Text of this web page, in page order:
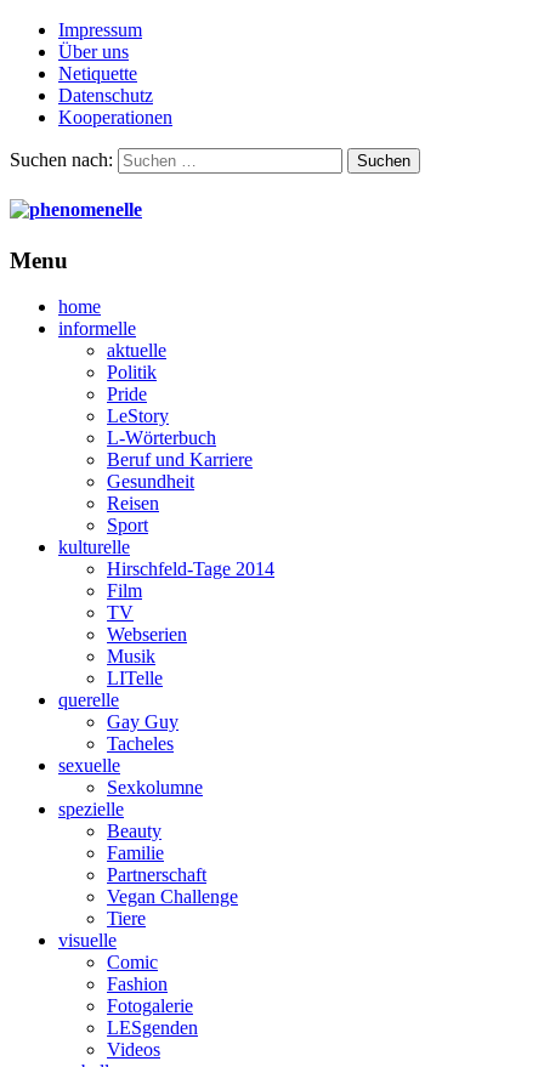
Impressum
Über uns
Netiquette
Datenschutz
Kooperationen
Suchen nach:
Menu
home
informelle
aktuelle
Politik
Pride
LeStory
L-Wörterbuch
Beruf und Karriere
Gesundheit
Reisen
Sport
kulturelle
Hirschfeld-Tage 2014
Film
TV
Webserien
Musik
LITelle
querelle
Gay Guy
Tacheles
sexuelle
Sexkolumne
spezielle
Beauty
Familie
Partnerschaft
Vegan Challenge
Tiere
visuelle
Comic
Fashion
Fotogalerie
LESgenden
Videos